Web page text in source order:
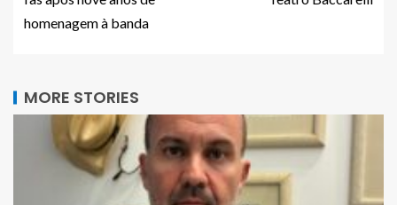
homenagem à banda
MORE STORIES